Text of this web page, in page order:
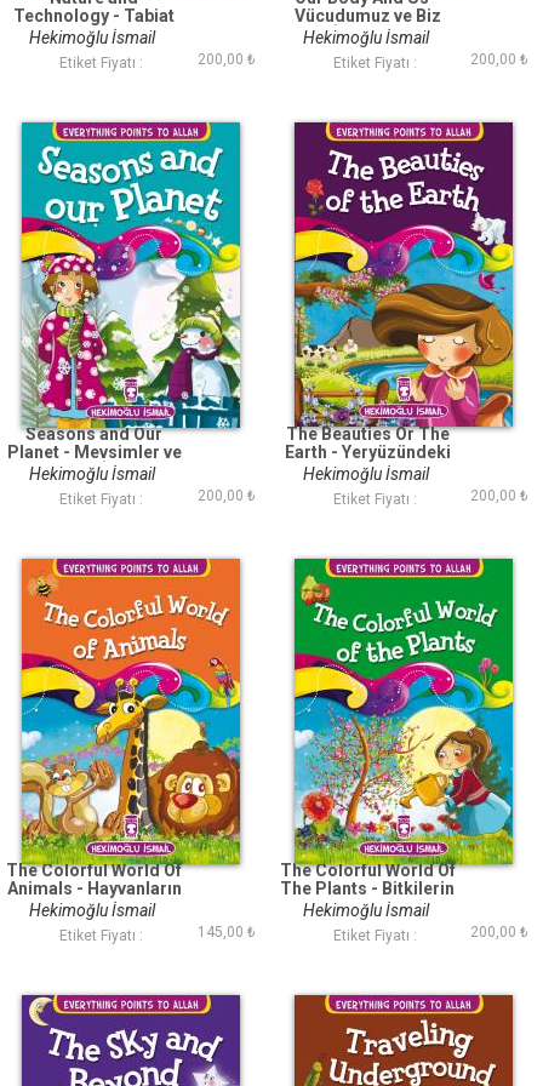
Technology - Tabiat
ve Teknoloji
(İngilizce)
Hekimoğlu İsmail
Etiket Fiyatı : 200,00 ₺
Vücudumuz ve Biz
(İngilizce)
Hekimoğlu İsmail
Etiket Fiyatı : 200,00 ₺
Seasons and Our
Planet - Mevsimler ve
Dünyamız (İngilizce)
Hekimoğlu İsmail
Etiket Fiyatı : 200,00 ₺
The Beauties Or The
Earth - Yeryüzündeki
Güzellik (İngilizce)
Hekimoğlu İsmail
Etiket Fiyatı : 200,00 ₺
The Colorful World Of
Animals - Hayvanların
Renkli Dünyası
(İngilizce)
Hekimoğlu İsmail
Etiket Fiyatı : 145,00 ₺
The Colorful World Of
The Plants - Bitkilerin
Renkli Dünyası
(İngilizce)
Hekimoğlu İsmail
Etiket Fiyatı : 200,00 ₺